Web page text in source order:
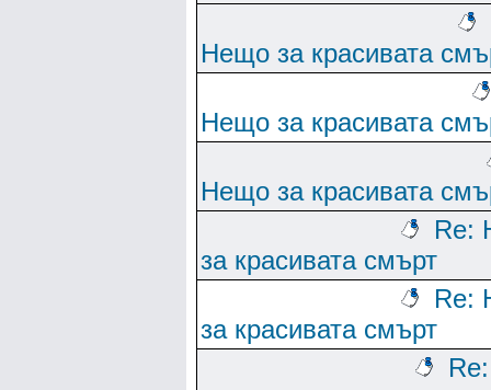
Нещо за красивата
Нещо за красивата
Нещо за красивата
Re:
за красивата смърт
Re:
за красивата смърт